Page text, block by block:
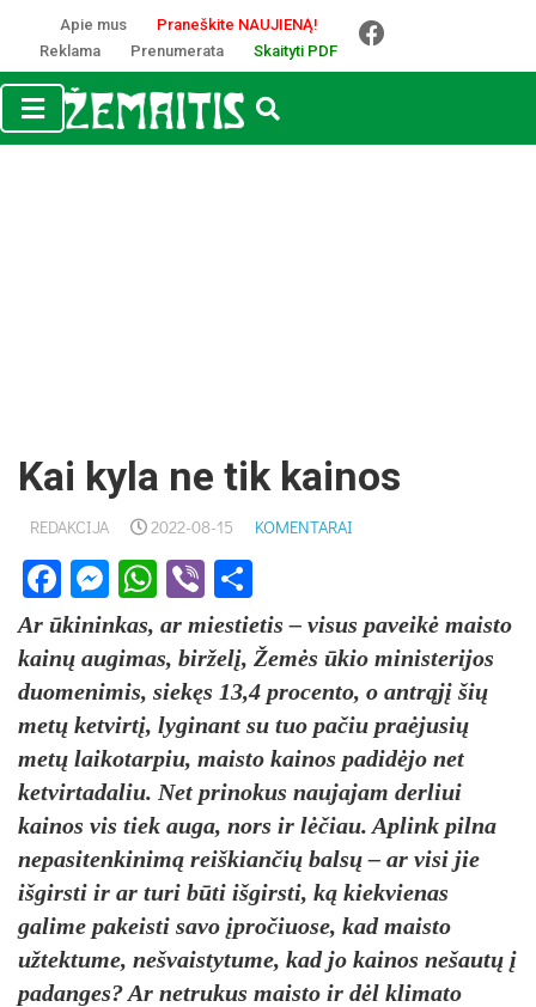
Apie mus
Praneškite NAUJIENĄ!
Reklama
Prenumerata Skaityti PDF
Kai kyla ne tik kainos
REDAKCIJA 2022-08-15 KOMENTARAI
Facebook
Messenger
WhatsApp
Viber
Ar ūkininkas, ar miestietis – visus paveikė maisto
kainų augimas, birželį, Žemės ūkio ministerijos
duomenimis, siekęs 13,4 procento, o antrąjį šių
metų ketvirtį, lyginant su tuo pačiu praėjusių
metų laikotarpiu, maisto kainos padidėjo net
ketvirtadaliu. Net prinokus naujajam derliui
kainos vis tiek auga, nors ir lėčiau. Aplink pilna
nepasitenkinimą reiškiančių balsų – ar visi jie
išgirsti ir ar turi būti išgirsti, ką kiekvienas
galime pakeisti savo įpročiuose, kad maisto
užtektume, nešvaistytume, kad jo kainos nešautų į
padanges? Ar netrukus maisto ir dėl klimato